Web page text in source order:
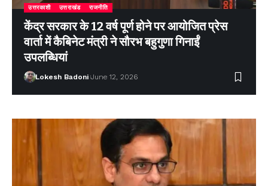
उत्तरकाशी उत्तराखंड राजनीति
केंद्र सरकार के 12 वर्ष पूर्ण होने पर आयोजित प्रेस
वार्ता में कैबिनेट मंत्री ने सौरभ बहुगुणा गिनाईं
उपलब्धियां
Lokesh Badoni June 12, 2026